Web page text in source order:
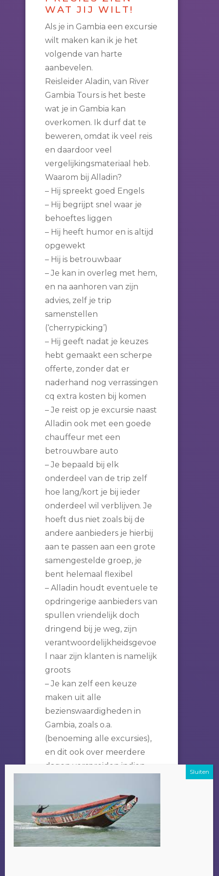
WAT JIJ WILT!
Als je in Gambia een excursie
wilt maken kan ik je het
volgende van harte
aanbevelen.
Reisleider Aladin, van River
Gambia Tours is het beste
wat je in Gambia kan
overkomen. Ik durf dat te
beweren, omdat ik veel reis
en daardoor veel
vergelijkingsmateriaal heb.
Waarom bij Alladin?
– Hij spreekt goed Engels
– Hij begrijpt snel waar je
behoeftes liggen
– Hij heeft humor en is altijd
opgewekt
– Hij is betrouwbaar
– Je kan in overleg met hem,
en na aanhoren van zijn
advies, zelf je trip
samenstellen
(‘cherrypicking’)
– Hij geeft nadat je keuzes
hebt gemaakt een scherpe
offerte, zonder dat er
naderhand nog verrassingen
cq extra kosten bij komen
– Je reist op je excursie naast
Alladin ook met een goede
chauffeur met een
betrouwbare auto
– Je bepaald bij elk
onderdeel van de trip zelf
hoe lang/kort je bij ieder
onderdeel wil verblijven. Je
hoeft dus niet zoals bij de
andere aanbieders je hierbij
aan te passen aan een grote
samengestelde groep, je
bent helemaal flexibel
– Alladin houdt eventuele te
opdringerige aanbieders van
spullen vriendelijk doch
dringend bij je weg, zijn
verantwoordelijkheidsgevoe
l naar zijn klanten is namelijk
groots
– Je kan zelf een keuze
maken uit alle
bezienswaardigheden in
Gambia, zoals o.a.
(benoeming alle excursies),
en dit ook over meerdere
dagen verspreiden indien
Een bijkomend voordeel om
je excursie bij Alladin te
doen is dat het geld wat je
betaald ten goede komt aan